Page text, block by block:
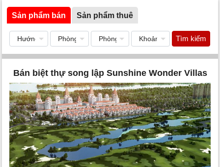
Sản phẩm bán Sản phẩm thuê
Tìm kiếm
Bán biệt thự song lập Sunshine Wonder Villas